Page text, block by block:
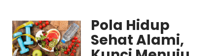
Pola Hidup
Sehat Alami,